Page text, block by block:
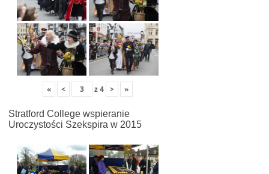
« < z4 > »
Stratford College wspieranie
Uroczystości Szekspira w 2015